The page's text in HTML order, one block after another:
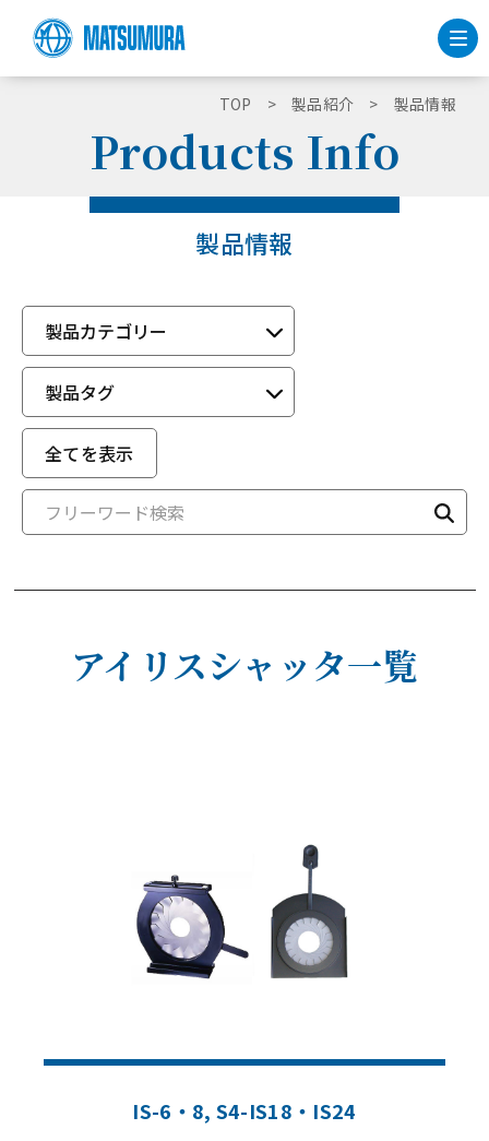
TOP 製品紹介 製品情報
Products Info
製品情報
製品カテゴリー
製品タグ
全てを表示
アイリスシャッタ一覧
IS-6・8, S4-IS18・IS24